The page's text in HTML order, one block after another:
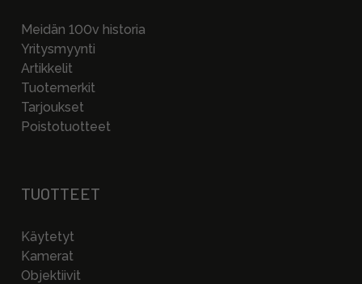
Meidän 100v historia
Yritysmyynti
Artikkelit
Tuotemerkit
Tarjoukset
Poistotuotteet
TUOTTEET
Käytetyt
Kamerat
Objektiivit